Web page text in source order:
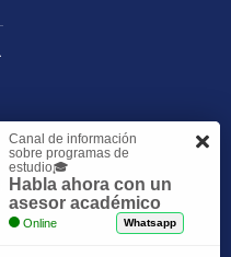
Canal de información
sobre programas de
estudio🎓
Habla ahora con un
asesor académico
Online Whatsapp